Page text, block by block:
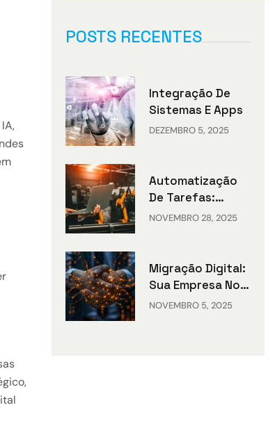
POSTS RECENTES
Integração De
Sistemas E Apps
DEZEMBRO 5, 2025
Automatização
De Tarefas:
Otimize Seu
NOVEMBRO 28, 2025
Migração Digital:
Sua Empresa No
Futuro
NOVEMBRO 5, 2025